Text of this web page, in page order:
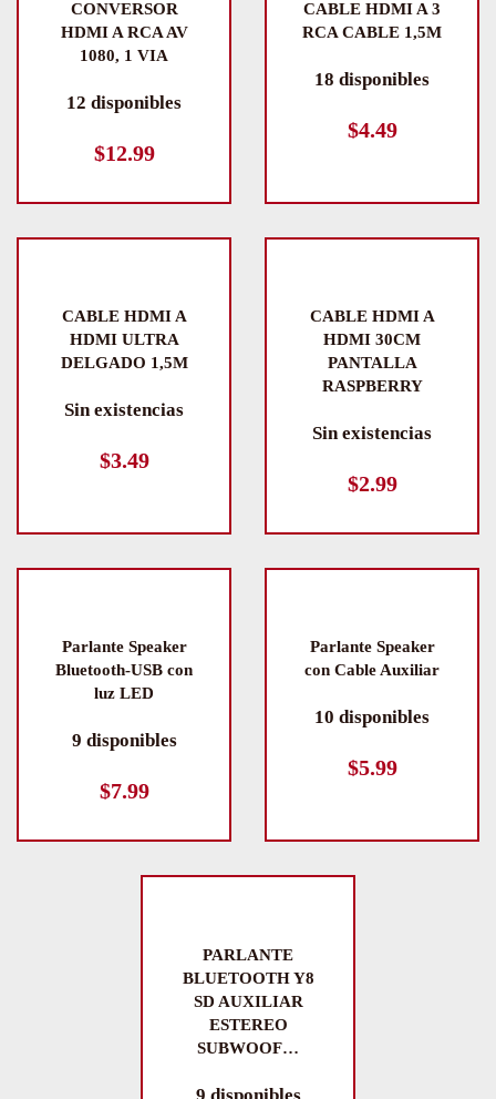
CONVERSOR
HDMI A RCA AV
1080, 1 VIA
12 disponibles
$12.99
CABLE HDMI A 3
RCA CABLE 1,5M
18 disponibles
$4.49
CABLE HDMI A
HDMI ULTRA
DELGADO 1,5M
Sin existencias
$3.49
CABLE HDMI A
HDMI 30CM
PANTALLA
RASPBERRY
Sin existencias
$2.99
Parlante Speaker
Bluetooth-USB con
luz LED
9 disponibles
$7.99
Parlante Speaker
con Cable Auxiliar
10 disponibles
$5.99
PARLANTE
BLUETOOTH Y8
SD AUXILIAR
ESTEREO
SUBWOOF…
9 disponibles